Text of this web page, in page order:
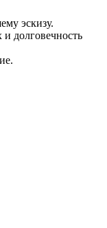
эскизу.
долговечность